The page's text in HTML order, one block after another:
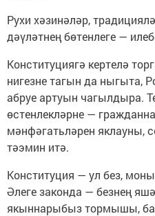
Рухи хәзинәләр,
дәүләтнең бөтенлеге —
Конституциягә кертелә
нигезне тагын да ныгыта,
абруе артуын чагылдыра.
өстенлекләрне —
мәнфәгатьләрен яклауны,
тәэмин итә.
Конституция — ул без,
Әлеге законда — безнең
якыннарыбыз тормышы,